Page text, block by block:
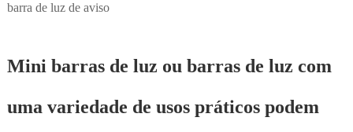
barra de luz de aviso
Mini barras de luz ou barras de luz com
uma variedade de usos práticos podem